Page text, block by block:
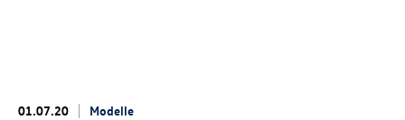
01.07.20 Modelle